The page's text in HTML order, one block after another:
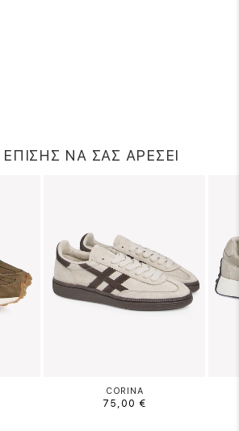
ΝΑ ΣΑΣ ΑΡΕΣΕΙ
CORINA
75,00 €